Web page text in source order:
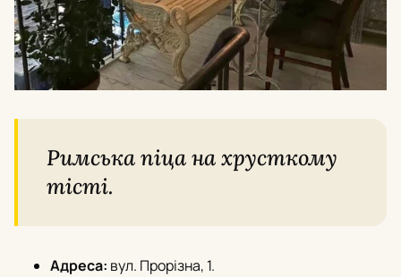
Римська піца на хрусткому
тісті.
Адреса: вул. Прорізна, 1.